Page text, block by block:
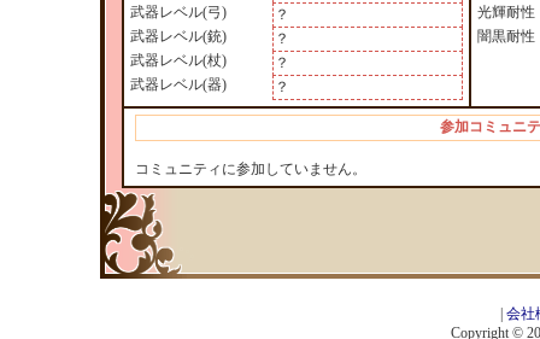
武器レベル(弓)
？
武器レベル(銃)
？
武器レベル(杖)
？
武器レベル(器)
？
光輝耐性
闇黒耐性
参加コミュニ
コミュニティに参加していません。
会社
Copyright ©